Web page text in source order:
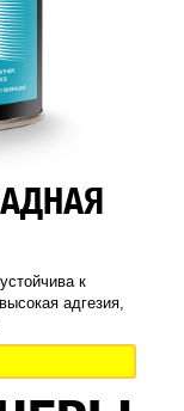
к
адгезия,